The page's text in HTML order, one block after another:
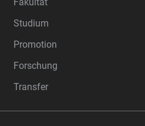
Studium
Promotion
Forschung
Transfer